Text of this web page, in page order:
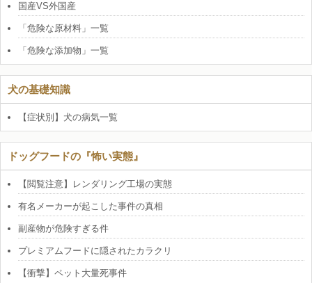
国産VS外国産
「危険な原材料」一覧
「危険な添加物」一覧
犬の基礎知識
【症状別】犬の病気一覧
ドッグフードの『怖い実態』
【閲覧注意】レンダリング工場の実態
有名メーカーが起こした事件の真相
副産物が危険すぎる件
プレミアムフードに隠されたカラクリ
【衝撃】ペット大量死事件